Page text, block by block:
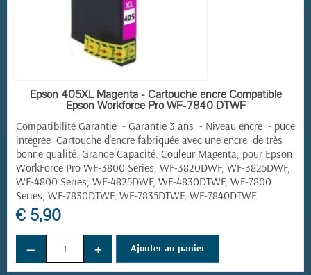
EN STOCK
Epson 405XL Magenta - Cartouche encre Compatible
Epson Workforce Pro WF-7840 DTWF
Compatibilité Garantie - Garantie 3 ans - Niveau encre - puce
intégrée Cartouche d'encre fabriquée avec une encre de très
bonne qualité. Grande Capacité. Couleur Magenta, pour Epson
WorkForce Pro WF-3800 Series, WF-3820DWF, WF-3825DWF,
WF-4800 Series, WF-4825DWF, WF-4830DTWF, WF-7800
Series, WF-7830DTWF, WF-7835DTWF, WF-7840DTWF.
€ 5,90
− + Ajouter au panier